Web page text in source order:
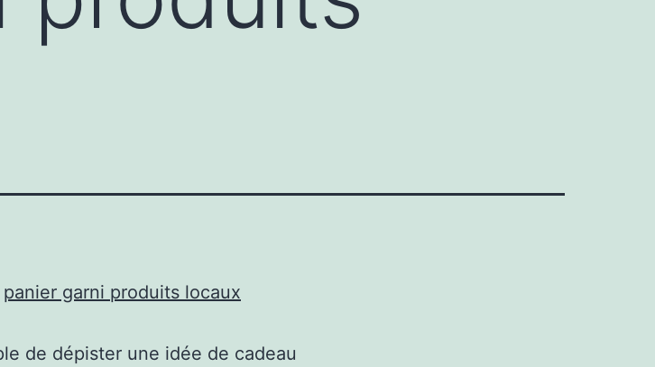
panier garni produits locaux
de dépister une idée de cadeau